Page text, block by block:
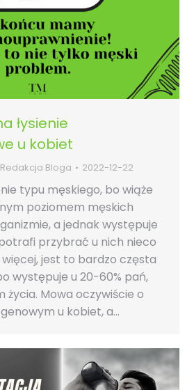
łysienie
u kobiet
Redakcja Bloga 2022-12-22
typu męskiego, bo wiąże
poziomem męskich
a jednak występuje
przybrać u nich nieco
jest to bardzo częsta
występuje u 20-60% pań,
życia. Mowa oczywiście o
u kobiet, a…